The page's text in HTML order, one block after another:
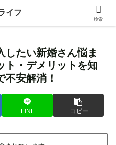
値ある情報を発信！
したい新婚さん悩ま
ト・デメリットを知
不安解消！
LINE コピー
イフ
検索